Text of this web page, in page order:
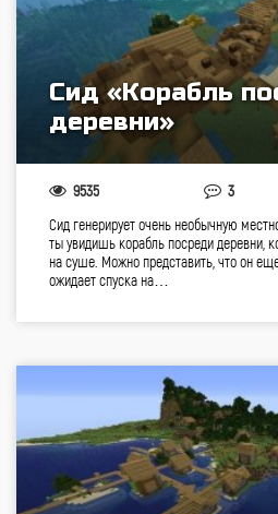
Сид «Корабль
деревни»
9535 3
Сид генерирует очень необычную
ты увидишь корабль посреди деревни,
на суше. Можно представить, что он
ожидает спуска на…